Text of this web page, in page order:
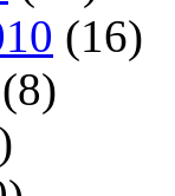
(16)
(8)